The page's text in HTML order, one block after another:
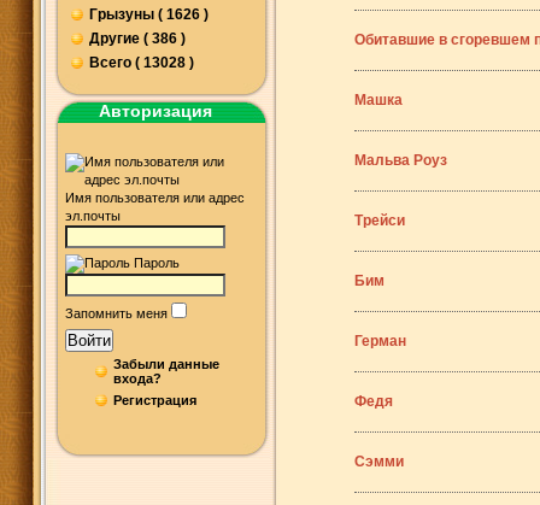
Грызуны ( 1626 )
Другие ( 386 )
Всего ( 13028 )
Авторизация
Имя пользователя или адрес
эл.почты
Пароль
Запомнить меня
Войти
Забыли данные
входа?
Регистрация
Обитавшие в сгоревшем
Машка
Мальва Роуз
Трейси
Бим
Герман
Федя
Сэмми